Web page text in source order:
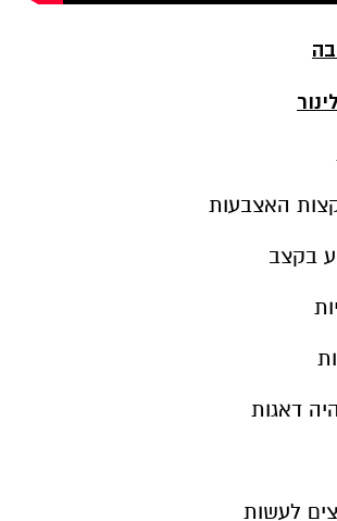
האצבעות
בקצב
דאגות
לעשות